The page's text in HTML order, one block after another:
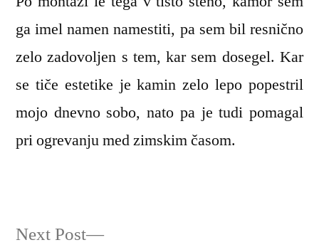
ga imel namen namestiti, pa sem bil resnično
zelo zadovoljen s tem, kar sem dosegel. Kar
se tiče estetike je kamin zelo lepo popestril
mojo dnevno sobo, nato pa je tudi pomagal
pri ogrevanju med zimskim časom.
Next Post
Next